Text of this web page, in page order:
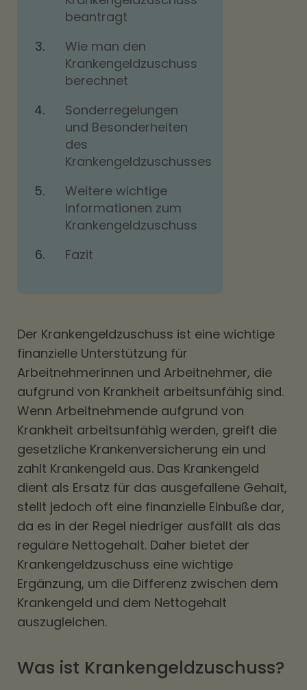
beantragt
Wie man den
Krankengeldzuschuss
berechnet
Sonderregelungen
und Besonderheiten
des
Krankengeldzuschusses
Weitere wichtige
Informationen zum
Krankengeldzuschuss
Fazit
Der Krankengeldzuschuss ist eine wichtige
finanzielle Unterstützung für
Arbeitnehmerinnen und Arbeitnehmer, die
aufgrund von Krankheit arbeitsunfähig sind.
Wenn Arbeitnehmende aufgrund von
Krankheit arbeitsunfähig werden, greift die
gesetzliche Krankenversicherung ein und
zahlt Krankengeld aus. Das Krankengeld
dient als Ersatz für das ausgefallene Gehalt,
stellt jedoch oft eine finanzielle Einbuße dar,
da es in der Regel niedriger ausfällt als das
reguläre Nettogehalt. Daher bietet der
Krankengeldzuschuss eine wichtige
Ergänzung, um die Differenz zwischen dem
Krankengeld und dem Nettogehalt
auszugleichen.
Was ist Krankengeldzuschuss?